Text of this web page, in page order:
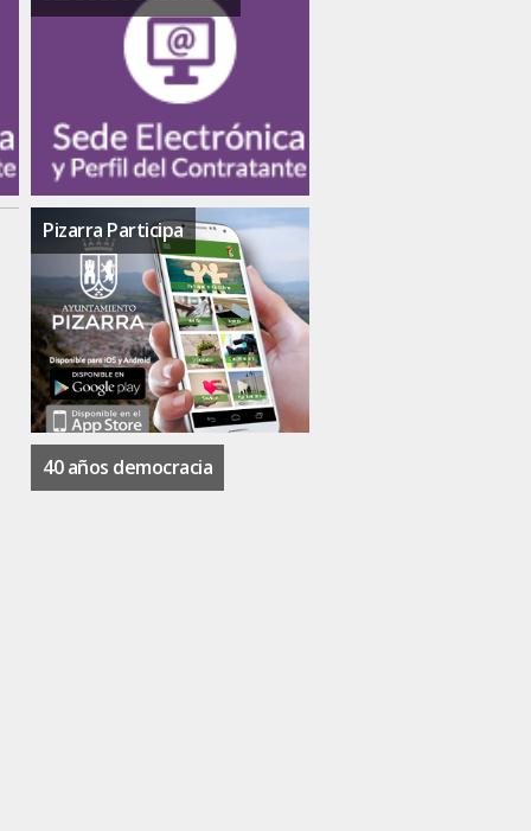
Pizarra Participa
40 años democracia